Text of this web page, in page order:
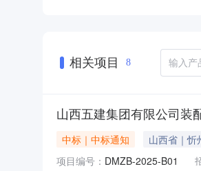
相关项目 8
山西五建集团有限公司装
中标｜中标通知 山西省｜忻
项目编号： DMZB-2025-B01